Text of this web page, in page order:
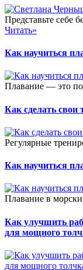
Представьте себе
Читать»
Как научиться
Плавание — это
Как сделать свои
Регулярные
Как научиться
Плавание в
Как улучшить
для мощного